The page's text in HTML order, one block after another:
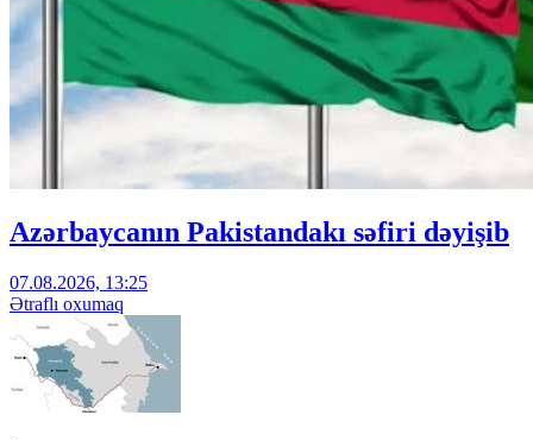
Azərbaycanın Pakistandakı səfiri dəyişib
07.08.2026, 13:25
Ətraflı oxumaq